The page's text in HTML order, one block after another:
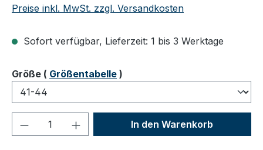
Preise inkl. MwSt. zzgl. Versandkosten
Sofort verfügbar, Lieferzeit: 1 bis 3 Werktage
Größeauswählen
( Größentabelle )
Produkt Anzahl: Gib denIn den Warenkorb